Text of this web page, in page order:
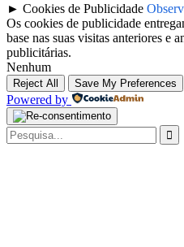
► Cookies de Publicidade
Os cookies de publicidade
base nas suas visitas anteriores e
publicitárias.
Nenhum
Reject All Save My Preferences
Powered by